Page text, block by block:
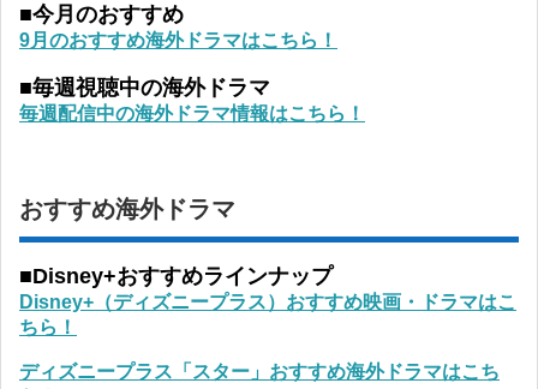
■今月のおすすめ
9月のおすすめ海外ドラマはこちら！
■毎週視聴中の海外ドラマ
毎週配信中の海外ドラマ情報はこちら！
おすすめ海外ドラマ
■Disney+おすすめラインナップ
Disney+（ディズニープラス）おすすめ映画・ドラマはこ
ちら！
ディズニープラス「スター」おすすめ海外ドラマはこち